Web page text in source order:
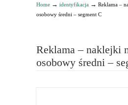
Home → identyfikacja → Reklama –
osobowy średni – segment C
Reklama – naklejki
osobowy średni –